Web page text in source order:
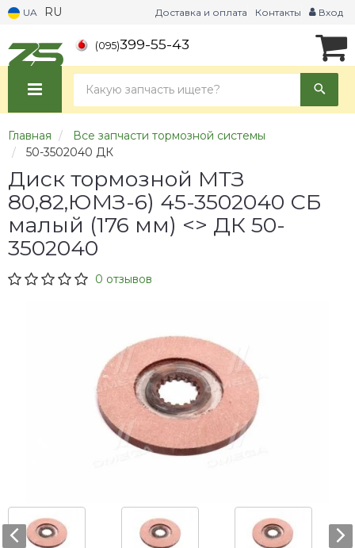
UA RU Доставка и оплата Контакты Вход
(095)399-55-43
Главная
Все запчасти тормозной системы
50-3502040 ДК
Диск тормозной МТЗ
80,82,ЮМЗ-6) 45-3502040 СБ
малый (176 мм) <> ДК 50-
3502040
0 отзывов